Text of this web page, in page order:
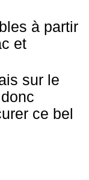
à partir
et
sur le
ce bel